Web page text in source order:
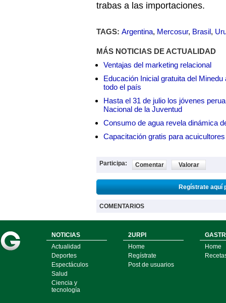
trabas a las importaciones.
TAGS: Argentina, Mercosur, Brasil,
MÁS NOTICIAS DE ACTUALIDAD
Ventajas del marketing relacional
Educación Inicial gratuita del
todo el país
Hasta el 31 de julio los jóvenes
Nacional de la Juventud
Consumo de agua revela dinámica
Capacitación gratis para
Participa: Comentar Valorar
Regístrate aquí
COMENTARIOS
NOTICIAS
Actualidad
Deportes
Espectáculos
Salud
Ciencia y
tecnología
2URPI
Home
Regístrate
Post de usuarios
Home